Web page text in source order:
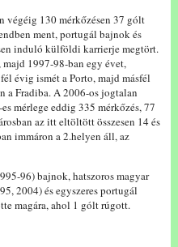
végéig 130 mérkőzésen 37 gólt
ment, portugál bajnok és
induló külföldi karrierje megtört.
1997-98-ban egy évet,
évig ismét a Porto, majd másfél
a Fradiba. A 2006-os jogtalan
mérlege eddig 335 mérkőzés, 77
az itt eltöltött összesen 14 és
immáron a 2.helyen áll, az
96) bajnok, hatszoros magyar
2004) és egyszeres portugál
magára, ahol 1 gólt rúgott.